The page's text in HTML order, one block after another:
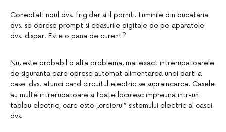
Conectati noul dvs. frigider si il porniti. Luminile din bucataria
dvs. se opresc prompt si ceasurile digitale de pe aparatele
dvs. dispar. Este o pana de curent?
Nu, este probabil o alta problema, mai exact intrerupatoarele
de siguranta care opresc automat alimentarea unei parti a
casei dvs. atunci cand circuitul electric se supraincarca. Casele
au multe intrerupatoare si toate locuiesc impreuna intr-un
tablou electric, care este „creierul” sistemului electric al casei
dvs.